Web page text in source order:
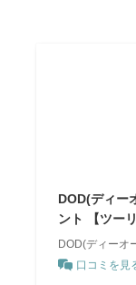
DOD(ディー
ント 【ツー
DOD(ディーオ
口コミを見